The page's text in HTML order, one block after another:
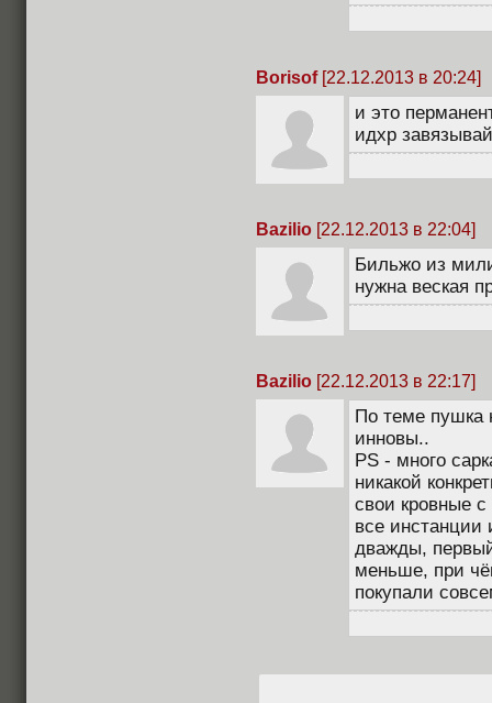
Borisof[22.12.2013 в 20:24]
и это
идхр завязывай
Bazilio [22.12.2013 в 22:04]
Бильжо из
нужна веская
Bazilio [22.12.2013 в 22:17]
По теме пушка
инновы..
PS - много
никакой
свои кровные
все
дважды,
меньше, при
покупали